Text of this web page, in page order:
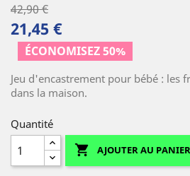
42,90 €
21,45 €
ÉCONOMISEZ 50%
Jeu d'encastrement pour bébé : les
dans la maison.
Quantité
 AJOUTER AU PANIER